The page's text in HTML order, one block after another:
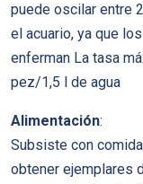
puede oscilar entre
el acuario, ya que
enferman La tasa
pez/1,5 l de agua
Alimentación:
Subsiste con
obtener ejemplares